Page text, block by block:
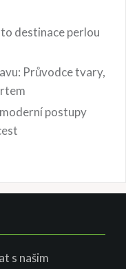
destinace perlou
Průvodce tvary,
postupy
s našim